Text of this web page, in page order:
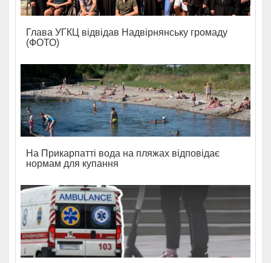
Глава УГКЦ відвідав Надвірнянську громаду
(ФОТО)
На Прикарпатті вода на пляжах відповідає
нормам для купання